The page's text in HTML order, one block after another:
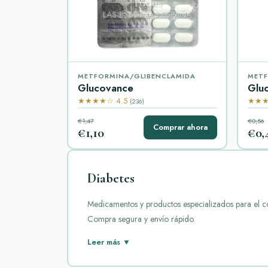
METFORMINA/GLIBENCLAMIDA
Glucovance
★★★★☆ 4.5 (236)
€1,47
€1,10 Comprar ahora
€0,56
Diabetes
Medicamentos y productos especializados para el
Compra segura y envío rápido.
La diabetes es una enfermedad crónica que afecta
Leer más ▼